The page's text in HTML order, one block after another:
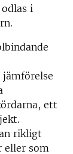
i
jämförelse
ett
rikligt
eller som